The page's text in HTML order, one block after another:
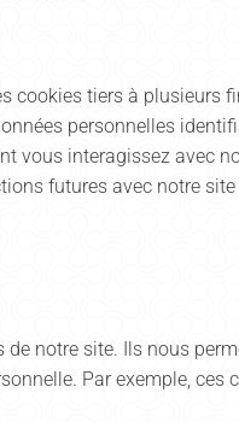
cookies tiers à plusieurs
personnelles
interagissez avec
futures avec notre site
notre site. Ils nous
Par exemple, ces